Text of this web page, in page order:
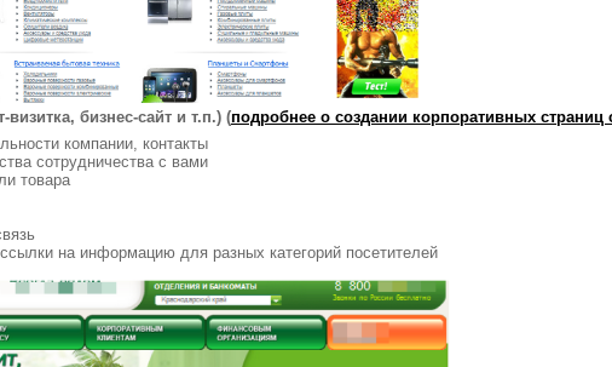
бизнес-сайт и т.п.) (подробнее о создании корпоративных страниц
компании, контакты
сотрудничества с вами
товара
на информацию для разных категорий посетителей